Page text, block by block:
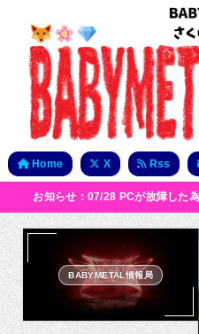
Home X Rss
お知らせ：07/28 PCが故障した
BABYMETAL情報局